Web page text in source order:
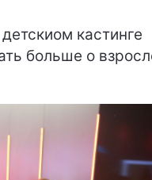
кастинге
больше о